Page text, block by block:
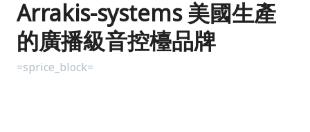
Arrakis-systems 美國生產
的廣播級音控檯品牌
=sprice_block=